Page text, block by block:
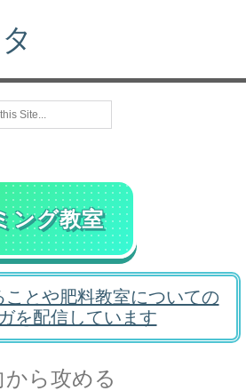
ング教室
とや肥料教室についての
を配信しています
ら攻める